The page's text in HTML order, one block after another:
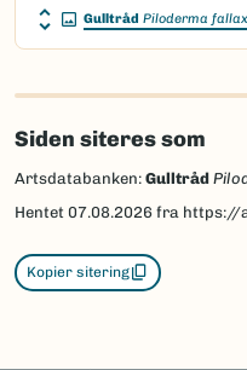
Gulltråd Piloderma fallax
Siden siteres som
Artsdatabanken: Gulltråd
Hentet 07.08.2026 fra https://
Kopier sitering